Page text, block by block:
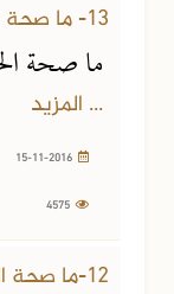
13- ما صحة الحديث :( تخلقوا بأخلاق الله)؟
ما صحة
... المزيد
12-ما صحة الحديث :( احذروا الأبيضين)؟